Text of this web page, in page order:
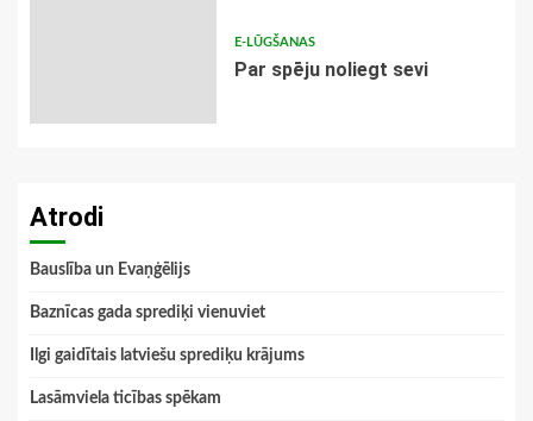
E-LŪGŠANAS
Par spēju noliegt sevi
Atrodi
Bauslība un Evaņģēlijs
Baznīcas gada sprediķi vienuviet
Ilgi gaidītais latviešu sprediķu krājums
Lasāmviela ticības spēkam